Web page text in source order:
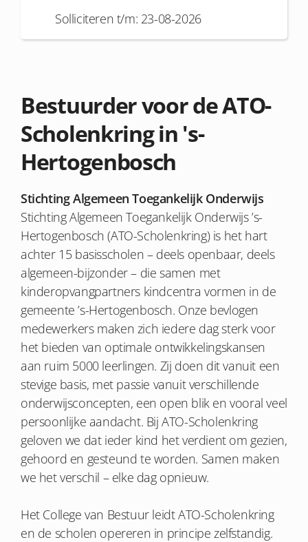
Solliciteren t/m: 23-08-2026
Bestuurder voor de ATO-
Scholenkring in 's-
Hertogenbosch
Stichting Algemeen Toegankelijk Onderwijs
Stichting Algemeen Toegankelijk Onderwijs ’s-
Hertogenbosch (ATO-Scholenkring) is het hart
achter 15 basisscholen – deels openbaar, deels
algemeen-bijzonder – die samen met
kinderopvangpartners kindcentra vormen in de
gemeente ’s-Hertogenbosch. Onze bevlogen
medewerkers maken zich iedere dag sterk voor
het bieden van optimale ontwikkelingskansen
aan ruim 5000 leerlingen. Zij doen dit vanuit een
stevige basis, met passie vanuit verschillende
onderwijsconcepten, een open blik en vooral veel
persoonlijke aandacht. Bij ATO-Scholenkring
geloven we dat ieder kind het verdient om gezien,
gehoord en gesteund te worden. Samen maken
we het verschil – elke dag opnieuw.
Het College van Bestuur leidt ATO-Scholenkring
en de scholen opereren in principe zelfstandig.